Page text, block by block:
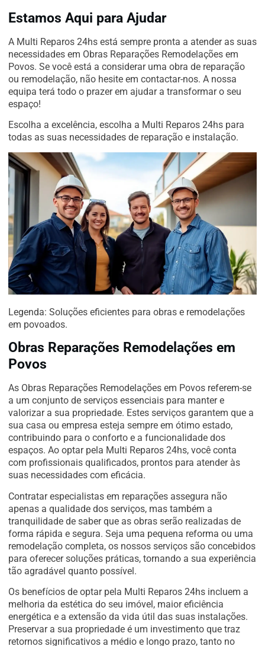
Estamos Aqui para Ajudar
A Multi Reparos 24hs está sempre pronta a atender as suas
necessidades em Obras Reparações Remodelações em
Povos. Se você está a considerar uma obra de reparação
ou remodelação, não hesite em contactar-nos. A nossa
equipa terá todo o prazer em ajudar a transformar o seu
espaço!
Escolha a excelência, escolha a Multi Reparos 24hs para
todas as suas necessidades de reparação e instalação.
Legenda: Soluções eficientes para obras e remodelações
em povoados.
Obras Reparações Remodelações em
Povos
As Obras Reparações Remodelações em Povos referem-se
a um conjunto de serviços essenciais para manter e
valorizar a sua propriedade. Estes serviços garantem que a
sua casa ou empresa esteja sempre em ótimo estado,
contribuindo para o conforto e a funcionalidade dos
espaços. Ao optar pela Multi Reparos 24hs, você conta
com profissionais qualificados, prontos para atender às
suas necessidades com eficácia.
Contratar especialistas em reparações assegura não
apenas a qualidade dos serviços, mas também a
tranquilidade de saber que as obras serão realizadas de
forma rápida e segura. Seja uma pequena reforma ou uma
remodelação completa, os nossos serviços são concebidos
para oferecer soluções práticas, tornando a sua experiência
tão agradável quanto possível.
Os benefícios de optar pela Multi Reparos 24hs incluem a
melhoria da estética do seu imóvel, maior eficiência
energética e a extensão da vida útil das suas instalações.
Preservar a sua propriedade é um investimento que traz
retornos significativos a médio e longo prazo, tanto no